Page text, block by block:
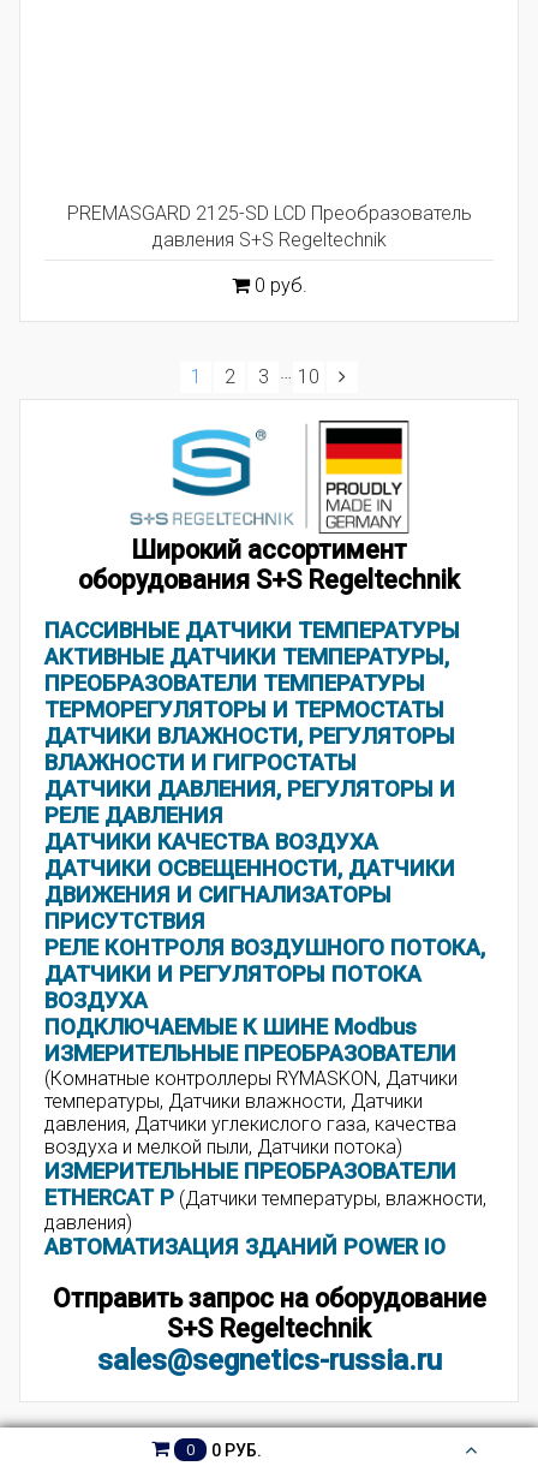
PREMASGARD 2125-SD LCD Преобразователь
давления S+S Regeltechnik
0 руб.
1 2 3 … 10
Широкий ассортимент
оборудования S+S Regeltechnik
ПАССИВНЫЕ ДАТЧИКИ ТЕМПЕРАТУРЫ
АКТИВНЫЕ ДАТЧИКИ ТЕМПЕРАТУРЫ,
ПРЕОБРАЗОВАТЕЛИ ТЕМПЕРАТУРЫ
ТЕРМОРЕГУЛЯТОРЫ И ТЕРМОСТАТЫ
ДАТЧИКИ ВЛАЖНОСТИ, РЕГУЛЯТОРЫ
ВЛАЖНОСТИ И ГИГРОСТАТЫ
ДАТЧИКИ ДАВЛЕНИЯ, РЕГУЛЯТОРЫ И
РЕЛЕ ДАВЛЕНИЯ
ДАТЧИКИ КАЧЕСТВА ВОЗДУХА
ДАТЧИКИ ОСВЕЩЕННОСТИ, ДАТЧИКИ
ДВИЖЕНИЯ И СИГНАЛИЗАТОРЫ
ПРИСУТСТВИЯ
РЕЛЕ КОНТРОЛЯ ВОЗДУШНОГО ПОТОКА,
ДАТЧИКИ И РЕГУЛЯТОРЫ ПОТОКА
ВОЗДУХА
ПОДКЛЮЧАЕМЫЕ К ШИНЕ Modbus
ИЗМЕРИТЕЛЬНЫЕ ПРЕОБРАЗОВАТЕЛИ
(Комнатные контроллеры RYMASKON, Датчики
температуры, Датчики влажности, Датчики
давления, Датчики углекислого газа, качества
воздуха и мелкой пыли, Датчики потока)
ИЗМЕРИТЕЛЬНЫЕ ПРЕОБРАЗОВАТЕЛИ
ETHERCAT P (Датчики температуры, влажности,
давления)
АВТОМАТИЗАЦИЯ ЗДАНИЙ POWER IO
Отправить запрос на оборудование
S+S Regeltechnik
sales@segnetics-russia.ru
0 0 РУБ.